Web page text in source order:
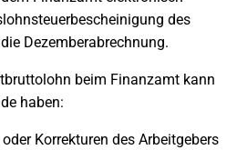
des
Dezemberabrechnung.
beim Finanzamt kann
haben:
Korrekturen des Arbeitgebers